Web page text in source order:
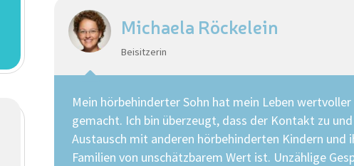
Michaela Röckelein
Beisitzerin
Mein hörbehinderter Sohn hat mein Leben wertvoller
gemacht. Ich bin überzeugt, dass der Kontakt zu
Austausch mit anderen hörbehinderten Kindern und
Familien von unschätzbarem Wert ist. Unzählige